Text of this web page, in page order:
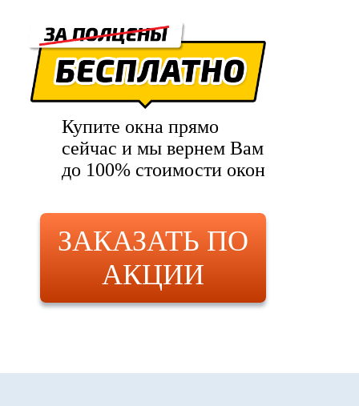
Купите окна прямо
сейчас и мы вернем Вам
до 100% стоимости окон
ЗАКАЗАТЬ ПО
АКЦИИ